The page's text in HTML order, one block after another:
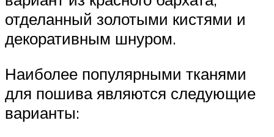
отделанный золотыми кистями и
декоративным шнуром.
Наиболее популярными тканями
для пошива являются следующие
варианты: